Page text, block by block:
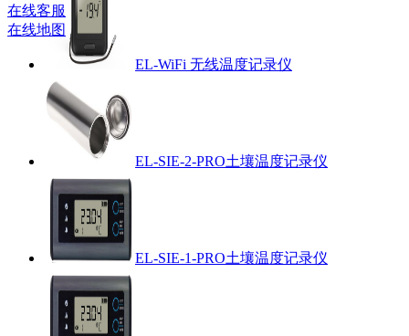
EL-WiFi 无线温度记录仪
EL-SIE-2-PRO土壤温度记录仪
EL-SIE-1-PRO土壤温度记录仪
在线客服
在线地图